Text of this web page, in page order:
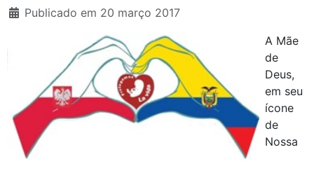
Publicado em 20 março 2017
A Mãe
de
Deus,
em seu
ícone
de
Nossa